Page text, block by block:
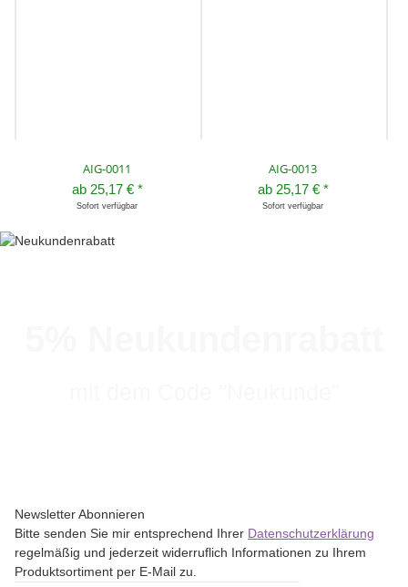
AIG-0011
ab 25,17 € *
Sofort verfügbar
AIG-0013
ab 25,17 € *
Sofort verfügbar
Newsletter Abonnieren
Bitte senden Sie mir entsprechend Ihrer Datenschutzerklärung
regelmäßig und jederzeit widerruflich Informationen zu Ihrem
Produktsortiment per E-Mail zu.